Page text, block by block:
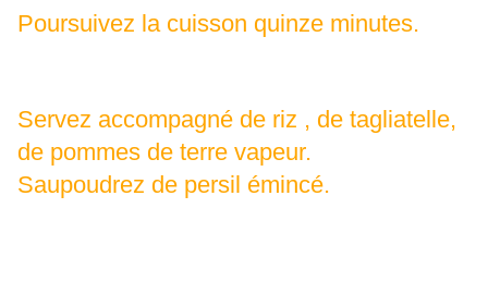
Poursuivez la cuisson quinze minutes.
Servez accompagné de riz , de tagliatelle,
de pommes de terre vapeur.
Saupoudrez de persil émincé.